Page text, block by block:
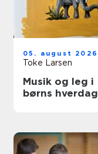
05. august 2026
Toke Larsen
Musik og leg i
børns hverdag